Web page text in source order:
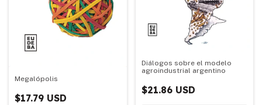
Megalópolis
$17.79 USD
Diálogos sobre el modelo
agroindustrial argentino
$21.86 USD